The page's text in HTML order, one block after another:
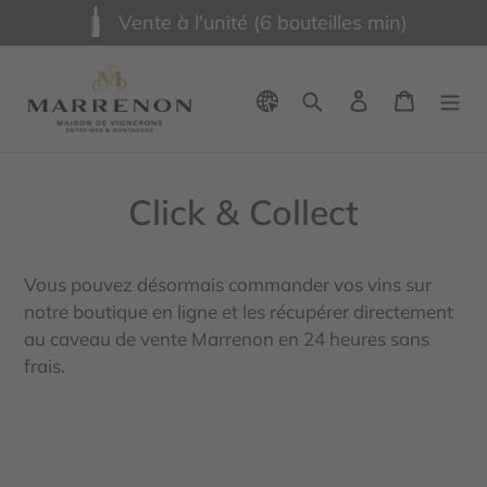
Vente à l'unité (6 bouteilles min)
contenu
RechercherSe connecter
Panier
Click & Collect
Vous pouvez désormais commander vos vins sur
notre boutique en ligne et les récupérer directement
au caveau de vente Marrenon en 24 heures sans
frais.